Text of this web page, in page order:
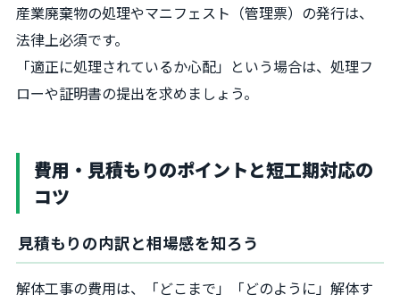
産業廃棄物の処理やマニフェスト（管理票）の発行は、
法律上必須です。
「適正に処理されているか心配」という場合は、処理フ
ローや証明書の提出を求めましょう。
費用・見積もりのポイントと短工期対応の
コツ
見積もりの内訳と相場感を知ろう
解体工事の費用は、「どこまで」「どのように」解体す